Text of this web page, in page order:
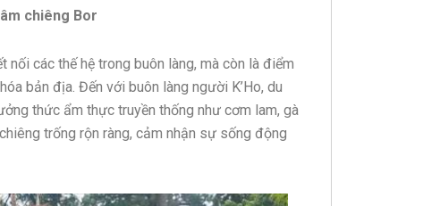
chiêng Bor
các thế hệ trong buôn làng, mà còn là điểm
bản địa. Đến với buôn làng người K’Ho, du
thức ẩm thực truyền thống như cơm lam, gà
trống rộn ràng, cảm nhận sự sống động